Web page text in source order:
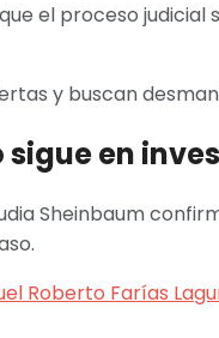
el proceso
y buscan
en
Sheinbaum
Roberto Farías